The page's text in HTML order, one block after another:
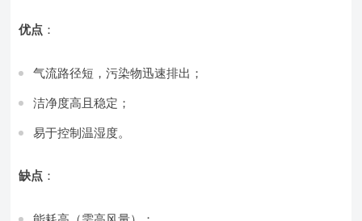
优点 ：
气流路径短，污染物迅速排出；
洁净度高且稳定；
易于控制温湿度。
缺点 ：